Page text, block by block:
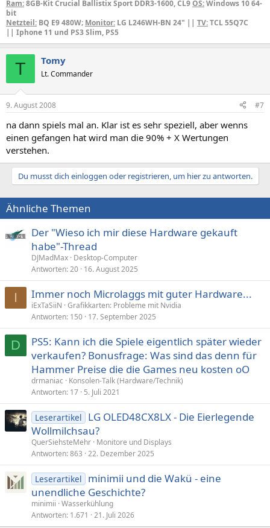
Ram:8GB-Kit Crucial Ballistix Sport DDR3-1600, CL9OS:Windows 10 64-
bit
Netzteil: BQ E9 480W; Monitor: LG L246WH-BN 24" || TV:TCL 55Q7C
|| Iphone 11 und PS3 Slim, PS5
T Tomy
Lt. Commander
9. August 2008 #7
na dann spiels mal an. Klar ist es sehr speziell, aber wenns
einen gefangen hat wird man die 90% + X Wertungen
verstehen.
Du musst dich einloggen oder registrieren, um hier zu antworten.
Ähnliche Themen
Der "Wieso ich mir diese Hardware gekauft
habe"-Thread
DJMadMax Desktop-Computer
Antworten 20 16. August 2025
I Immer noch Microlaggs mit guter Hardware...
iExTaSiiN Grafikkarten: Probleme mit Nvidia
Antworten 150 17. September 2025
D
PS5: Kann ich die Spiele eigentlich später wieder
verkaufen? Bonusfrage: Was sind das denn für
Hammer Preise die die Games neu kosten oO
drmaniac
Konsolen-Talk (Hardware/Technik)
Antworten 17 5. Juli 2021
Leserartikel
LG OLED48CX8LX - Die Eierlegende
Wollmilchsau?
QuerSiehsteMehr Monitore und Displays
Antworten 863 22. Dezember 2025
Leserartikel
minimii und die Wakü - eine
unendliche Geschichte?
minimii Wasserkühlung
Antworten 1.671 21. Juli 2026